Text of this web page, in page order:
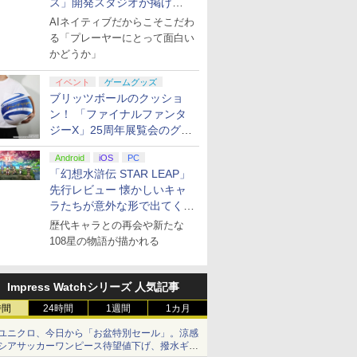
る“AI活用の信念”とは？【講
演レポート】
AIネイティブだからこそこだわ
る「プレーヤーにとって面白い
かどうか」
イベント ゲームグッズ
ブリッツボールのクッショ
ン！ 「ファイナルファンタ
ジーX」25周年展覧会のグッ
ズ情報が公開
Android iOS PC
「幻想水滸伝 STAR LEAP」
先行レビュー 懐かしいキャ
ラたちが意外な形で出てくる
シリーズ完全新作！
歴代キャラとの再会や新たな
108星の物語が描かれる
Impress Watchシリーズ 人気記事
24時間 1週間 1カ月
ニクロ、今日から「お盆特別セール」。涼感
アサッカーワンピース待望値下げ、撥水ギア